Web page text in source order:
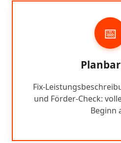
📅
Fix-
und Förder-Check:
Beginn